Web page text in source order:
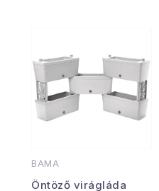
BAMA
Öntöző virágláda